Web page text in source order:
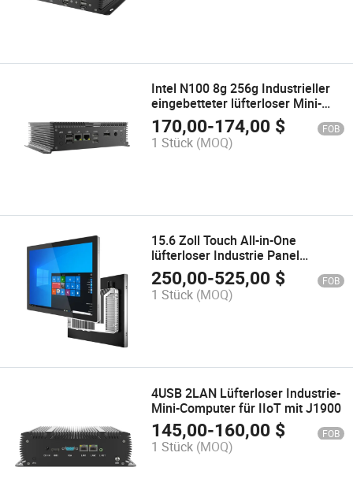
Intel N100 8g 256g Industrieller
eingebetteter lüfterloser Mini-
Computer mit 2LAN 2HDMI 1dp
2COM 6USB
170,00-174,00 $ FOB
1 Stück (MOQ)
15.6 Zoll Touch All-in-One
lüfterloser Industrie Panel
Computer mit kapazitivem LCD-
Bildschirm
250,00-525,00 $ FOB
1 Stück (MOQ)
4USB 2LAN Lüfterloser Industrie-
Mini-Computer für IIoT mit J1900
145,00-160,00 $ FOB
1 Stück (MOQ)